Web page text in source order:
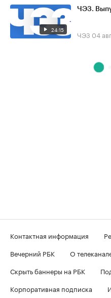
24:15
ЧЭЗ.
ЧЭЗ 04
Контактная информация
Вечерний РБК
О
Скрыть баннеры на РБК
Корпоративная подписка